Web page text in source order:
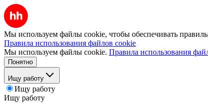
Мы используем файлы cookie, чтобы обеспечивать
Правила использования файлов cookie
Мы используем файлы cookie. Правила использования
Понятно
Ищу работу
Ищу работу
Ищу работу